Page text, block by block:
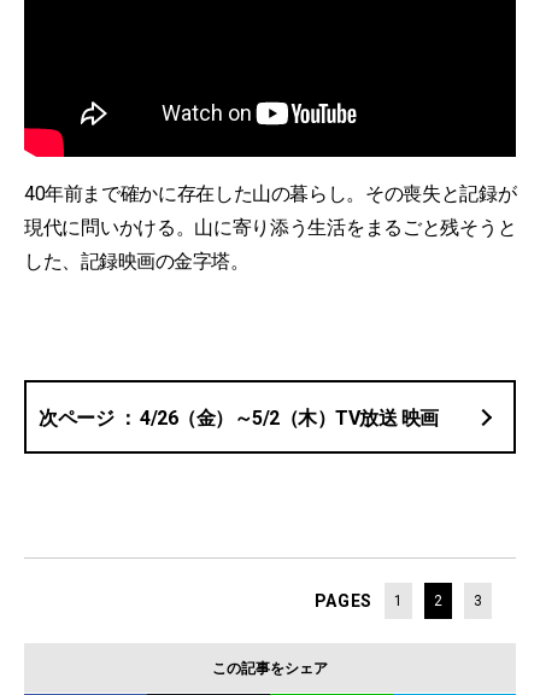
40年前まで確かに存在した山の暮らし。その喪失と記録が
現代に問いかける。山に寄り添う生活をまるごと残そうと
した、記録映画の金字塔。
4/26（金）～5/2（木）TV放送 映画
PAGES 1 2 3
この記事をシェア